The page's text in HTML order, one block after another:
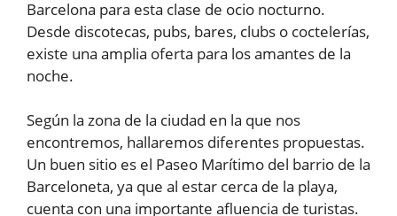
Barcelona para esta clase de ocio nocturno.
Desde discotecas, pubs, bares, clubs o coctelerías,
existe una amplia oferta para los amantes de la
noche.
Según la zona de la ciudad en la que nos
encontremos, hallaremos diferentes propuestas.
Un buen sitio es el Paseo Marítimo del barrio de la
Barceloneta, ya que al estar cerca de la playa,
cuenta con una importante afluencia de turistas.